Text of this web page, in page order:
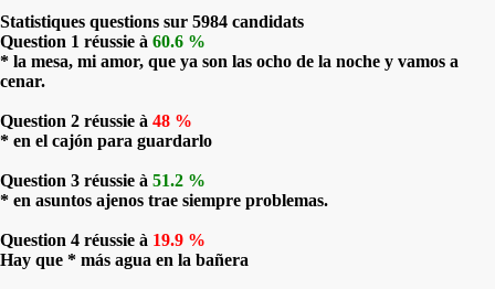
Statistiques questions sur 5984 candidats
Question 1 réussie à 60.6 %
* la mesa, mi amor, que ya son las ocho de la noche y vamos a
cenar.
Question 2 réussie à 48 %
* en el cajón para guardarlo
Question 3 réussie à 51.2 %
* en asuntos ajenos trae siempre problemas.
Question 4 réussie à 19.9 %
Hay que * más agua en la bañera